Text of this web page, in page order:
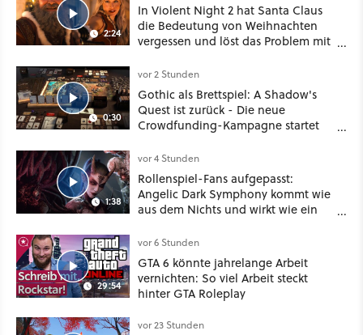
2:24
In Violent Night 2 hat Santa Claus
die Bedeutung von Weihnachten
vergessen und löst das Problem mit
0:30
vor 2 Stunden
Gothic als Brettspiel: A Shadow's
Quest ist zurück - Die neue
Crowdfunding-Kampagne startet
1:38
vor 4 Stunden
Rollenspiel-Fans aufgepasst:
Angelic Dark Symphony kommt wie
aus dem Nichts und wirkt wie ein
Mass Effect
29:54
vor 6 Stunden
GTA 6 könnte jahrelange Arbeit
vernichten: So viel Arbeit steckt
hinter GTA Roleplay
vor 23 Stunden